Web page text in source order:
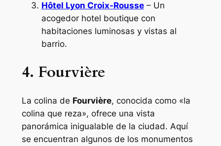
Hôtel Lyon Croix-Rousse– Un
acogedor hotel boutique con
habitaciones luminosas y vistas al
barrio.
4. Fourvière
La colina de Fourvière, conocida como «la
colina que reza», ofrece una vista
panorámica inigualable de la ciudad. Aquí
se encuentran algunos de los monumentos